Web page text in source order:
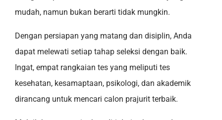
mudah, namun bukan berarti tidak mungkin.
Dengan persiapan yang matang dan disiplin, Anda
dapat melewati setiap tahap seleksi dengan baik.
Ingat, empat rangkaian tes yang meliputi tes
kesehatan, kesamaptaan, psikologi, dan akademik
dirancang untuk mencari calon prajurit terbaik.